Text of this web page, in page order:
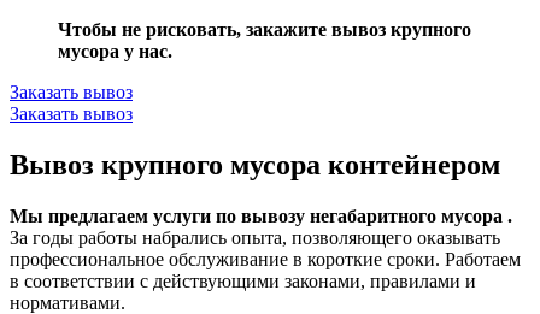
Чтобы не рисковать, закажите вывоз крупного
мусора у нас.
Заказать вывоз
Заказать вывоз
Вывоз крупного мусора контейнером
Мы предлагаем услуги по вывозу негабаритного мусора .
За годы работы набрались опыта, позволяющего оказывать
профессиональное обслуживание в короткие сроки. Работаем
в соответствии с действующими законами, правилами и
нормативами.